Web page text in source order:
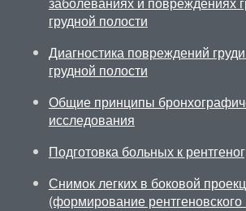
грудной полости
Диагностика повреждений
грудной полости
Общие принципы
исследования
Подготовка больных к
Снимок легких в боковой
(формирование